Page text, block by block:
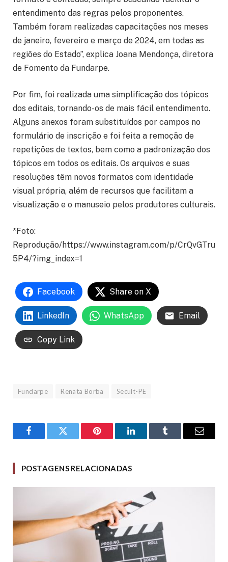
entendimento das regras pelos proponentes.
Também foram realizadas capacitações nos meses
de janeiro, fevereiro e março de 2024, em todas as
regiões do Estado”, explica Joana Mendonça, diretora
de Fomento da Fundarpe.
Por fim, foi realizada uma simplificação dos tópicos
dos editais, tornando-os de mais fácil entendimento.
Alguns anexos foram substituídos por campos no
formulário de inscrição e foi feita a remoção de
repetições de textos, bem como a padronização dos
tópicos em todos os editais. Os arquivos e suas
resoluções têm novos formatos com identidade
visual própria, além de recursos que facilitam a
visualização e o manuseio pelos produtores culturais.
*Foto:
Reprodução/https://www.instagram.com/p/CrQvGTru
5P4/?img_index=1
Facebook Share on X
LinkedIn WhatsApp Email
Copy Link
Fundarpe Renata Borba Secult-PE
FacebookTwitter Pinterest LinkedInTumblr Email
POSTAGENS RELACIONADAS